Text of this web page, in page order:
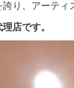
り、アーテ
店です。